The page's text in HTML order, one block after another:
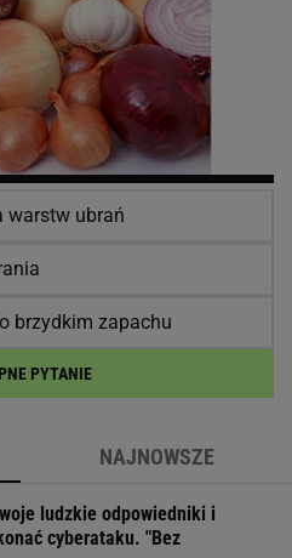
warstw ubrań
brzydkim zapachu
PYTANIE
NAJNOWSZE
ludzkie odpowiedniki i
cyberataku. "Bez